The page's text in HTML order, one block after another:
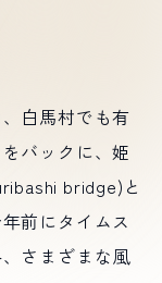
白馬村でも有
バックに、姫
bridge)と
前にタイムス
さまざまな風